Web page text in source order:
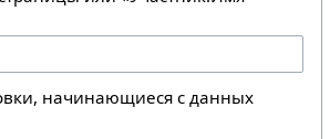
начинающиеся с данных